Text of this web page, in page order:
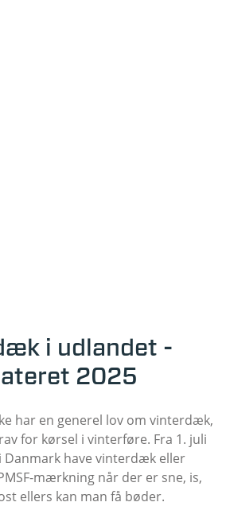
i udlandet -
2025
har en generel lov om vinterdæk,
for kørsel i vinterføre. Fra 1. juli
Danmark have vinterdæk eller
mærkning når der er sne, is,
ellers kan man få bøder.